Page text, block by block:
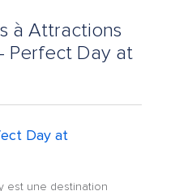
à Attractions
Perfect Day at
Day at
est une destination